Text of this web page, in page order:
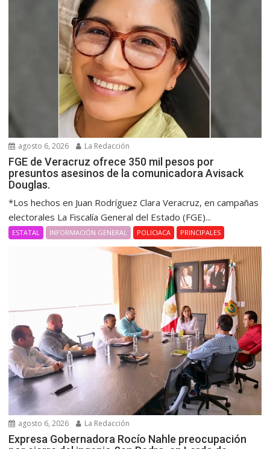
agosto 6, 2026 La Redacción
FGE de Veracruz ofrece 350 mil pesos por
presuntos asesinos de la comunicadora Avisack
Douglas.
*Los hechos en Juan Rodríguez Clara Veracruz, en campañas
electorales La Fiscalía General del Estado (FGE)...
ESTATAL INFORMACIÓN GENERAL POLICIACA PRINCIPALES
agosto 6, 2026 La Redacción
Expresa Gobernadora Rocío Nahle preocupación